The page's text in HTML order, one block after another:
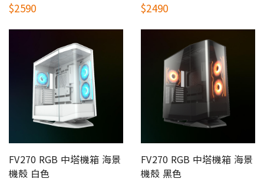
$2590 $2490
FV270 RGB 中塔機箱 海景
機殼 白色
FV270 RGB 中塔機箱 海景
機殼 黑色